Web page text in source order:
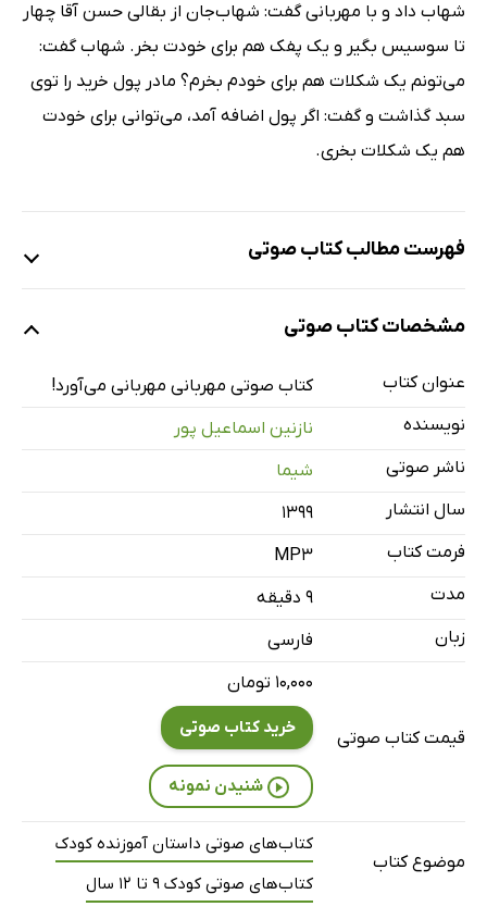
شهاب داد و با مهربانی گفت: شهاب‌جان از بقالی حسن ‌آقا چهار
تا سوسیس بگیر و یک پفک هم برای خودت بخر. شهاب گفت:
می‌تونم یک شکلات هم برای خودم بخرم؟ مادر پول خرید را توی
سبد گذاشت و گفت: اگر پول اضافه آمد، می‌توانی برای خودت
هم یک شکلات بخری.
فهرست مطالب کتاب صوتی
نمونه
9 دقیقه مهربانی مهربانی می‌آورد
مشخصات کتاب صوتی
عنوان کتاب
کتاب صوتی مهربانی مهربانی می‌آورد!
نویسنده
نازنین اسماعیل پور
ناشر صوتی
شیما
سال انتشار
۱۳۹۹
فرمت کتاب
MP3
مدت
۹ دقیقه
زبان
فارسی
قیمت کتاب صوتی
۱۰,۰۰۰ تومان
خرید کتاب صوتی
شنیدن نمونه
موضوع کتاب
کتاب‌های صوتی داستان آموزنده کودک
کتاب‌های صوتی کودک 9 تا 12 سال